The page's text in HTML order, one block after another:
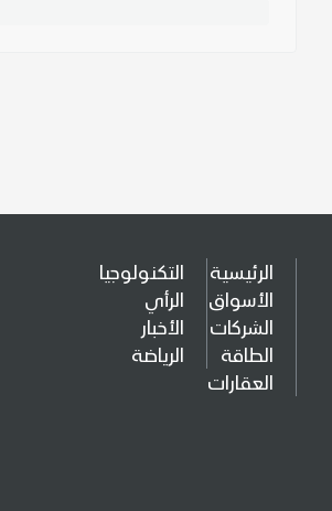
الرئيسية
الأسواق
الشركات
الطاقة
العقارات
التكنولوجيا
الرأي
الأخبار
الرياضة